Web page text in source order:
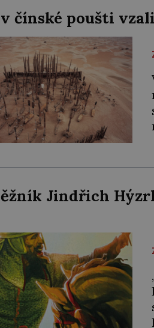
v čínské poušti
Jindřich